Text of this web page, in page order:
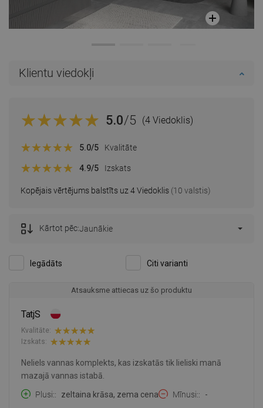
Klientu viedokļi
5.0/5 (4 Viedoklis)
Kopējais vērtējums balstīts uz 4 Viedoklis (10 valstis)
5.0/5 Kvalitāte
4.9/5 Izskats
Iegādāts Citi varianti
Kārtot pēc:Jaunākie
Atsauksme attiecas uz šo produktu
TatjS
Kvalitāte:
Izskats:
Neliels vannas komplekts, kas izskatās tik lieliski manā
mazajā vannas istabā.
Plusi:
zeltaina krāsa, zema cena Mīnusi: -